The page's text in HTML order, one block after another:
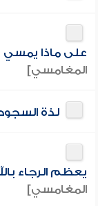
على ماذا يمسي
المغامسي]
لذة
يعظم الرجاء
المغامسي]